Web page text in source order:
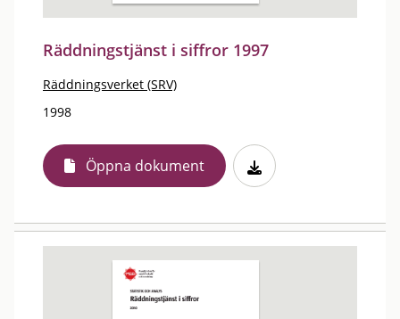
Räddningstjänst i siffror 1997
Räddningsverket (SRV)
1998
Öppna dokument